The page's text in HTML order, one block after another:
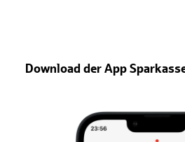
Download der App